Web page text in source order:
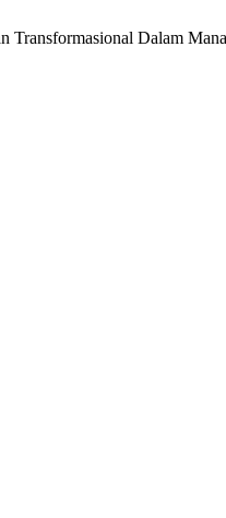
Transformasional Dalam